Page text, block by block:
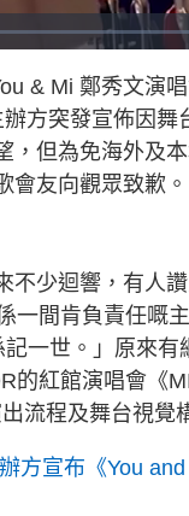
& Mi 鄭秀文演
方突發宣佈因舞
但為免海外及
會友向觀眾致歉。
少迴響，有人
一間肯負責任嘅
一世。」原來
的紅館演唱會《
流程及舞台視覺
方宣布《You